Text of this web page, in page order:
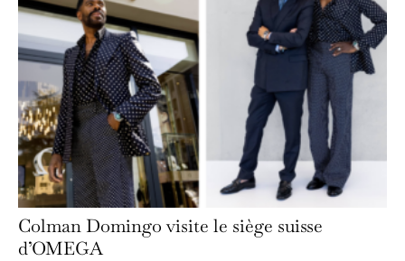
Colman Domingo visite le siège suisse
d’OMEGA